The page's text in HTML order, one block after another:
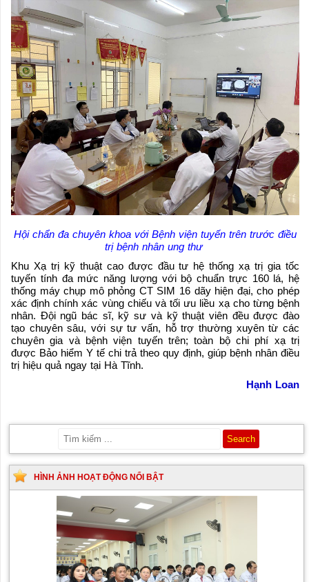
Hội chẩn đa chuyên khoa với Bệnh viện tuyến trên trước điều
trị bệnh nhân ung thư
Khu Xạ trị kỹ thuật cao được đầu tư hệ thống xạ trị gia tốc
tuyến tính đa mức năng lượng với bộ chuẩn trực 160 lá, hệ
thống máy chụp mô phỏng CT SIM 16 dãy hiện đại, cho phép
xác định chính xác vùng chiếu và tối ưu liều xạ cho từng bệnh
nhân. Đội ngũ bác sĩ, kỹ sư và kỹ thuật viên đều được đào
tạo chuyên sâu, với sự tư vấn, hỗ trợ thường xuyên từ các
chuyên gia và bệnh viện tuyến trên; toàn bộ chi phí xạ trị
được Bảo hiểm Y tế chi trả theo quy định, giúp bệnh nhân điều
trị hiệu quả ngay tại Hà Tĩnh.
Hạnh Loan
HÌNH ẢNH HOẠT ĐỘNG NỔI BẬT